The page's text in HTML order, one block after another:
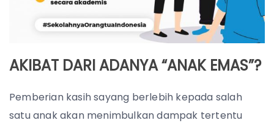
AKIBAT DARI ADANYA “ANAK EMAS”?
Pemberian kasih sayang berlebih kepada salah
satu anak akan menimbulkan dampak tertentu